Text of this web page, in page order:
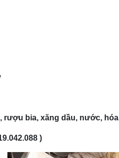
rượu bia, xăng dầu, nước,
)